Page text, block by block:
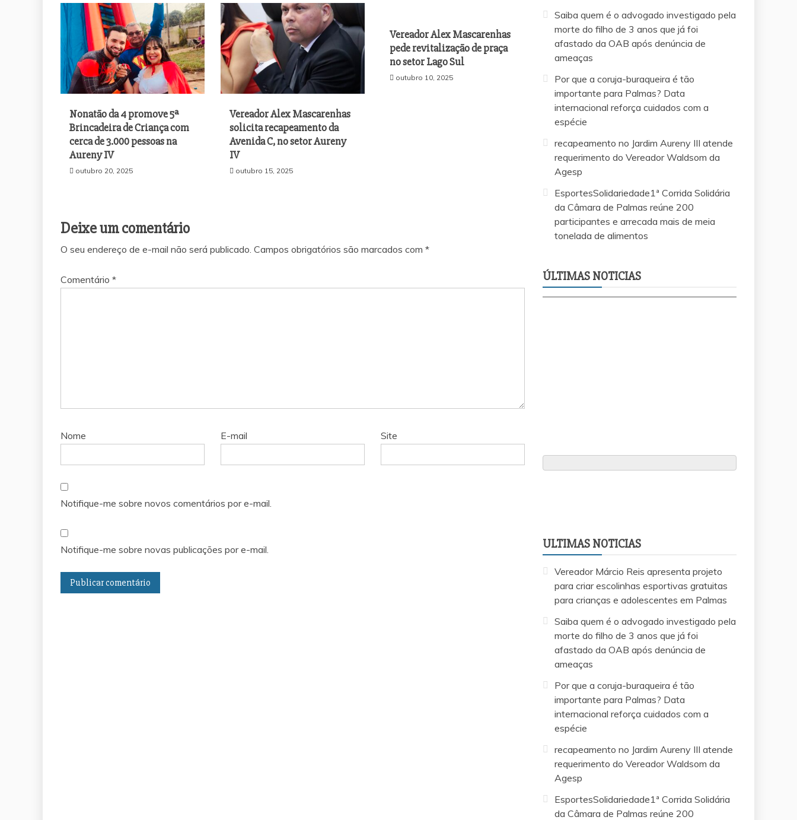
Nonatão da 4 promove 5ª
Brincadeira de Criança com
cerca de 3.000 pessoas na
Aureny IV
outubro 20, 2025
Vereador Alex Mascarenhas
solicita recapeamento da
Avenida C, no setor Aureny
IV
outubro 15, 2025
Vereador Alex Mascarenhas
pede revitalização de praça
no setor Lago Sul
outubro 10, 2025
Deixe um comentário
O seu endereço de e-mail não será publicado. Campos obrigatórios são marcados com *
Comentário *
Nome E-mail Site
Notifique-me sobre novos comentários por e-mail.
Notifique-me sobre novas publicações por e-mail.
Saiba quem é o advogado investigado pela
morte do filho de 3 anos que já foi
afastado da OAB após denúncia de
ameaças
Por que a coruja-buraqueira é tão
importante para Palmas? Data
internacional reforça cuidados com a
espécie
recapeamento no Jardim Aureny III atende
requerimento do Vereador Waldsom da
Agesp
EsportesSolidariedade1ª Corrida Solidária
da Câmara de Palmas reúne 200
participantes e arrecada mais de meia
tonelada de alimentos
ÚLTIMAS NOTICIAS
Márcio Reis apresenta projeto para
adolescentes em Palmas
Saiba quem é o advogado investigado pela
requerimento do Vereador Waldsom da
Agesp
ULTIMAS NOTICIAS
Vereador Márcio Reis apresenta projeto
para criar escolinhas esportivas gratuitas
para crianças e adolescentes em Palmas
Saiba quem é o advogado investigado pela
morte do filho de 3 anos que já foi
afastado da OAB após denúncia de
ameaças
Por que a coruja-buraqueira é tão
importante para Palmas? Data
internacional reforça cuidados com a
espécie
recapeamento no Jardim Aureny III atende
requerimento do Vereador Waldsom da
Agesp
EsportesSolidariedade1ª Corrida Solidária
da Câmara de Palmas reúne 200